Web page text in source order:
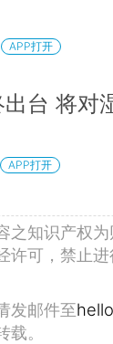
APP打开
台 将对
APP打开
之知识产权
许可，禁止
发邮件至
。